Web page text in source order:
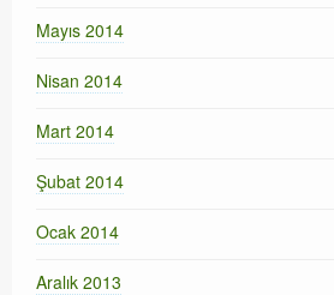
Mayıs 2014
Nisan 2014
Mart 2014
Şubat 2014
Ocak 2014
Aralık 2013